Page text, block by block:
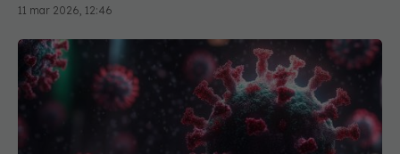
11 mar 2026, 12:46